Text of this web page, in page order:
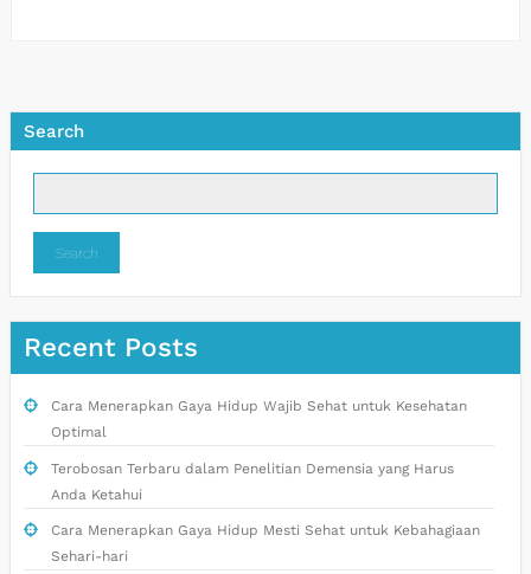
Search
Search
Recent Posts
Cara Menerapkan Gaya Hidup Wajib Sehat untuk Kesehatan
Optimal
Terobosan Terbaru dalam Penelitian Demensia yang Harus
Anda Ketahui
Cara Menerapkan Gaya Hidup Mesti Sehat untuk Kebahagiaan
Sehari-hari